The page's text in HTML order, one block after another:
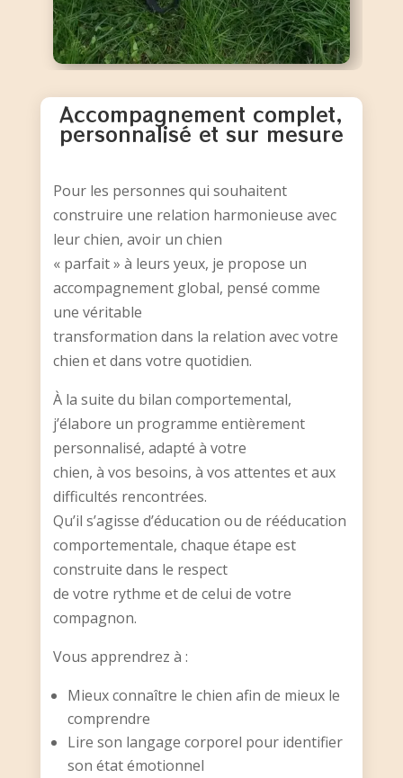
Accompagnement complet,
personnalisé et sur mesure
Pour les personnes qui souhaitent
construire une relation harmonieuse avec
leur chien, avoir un chien
« parfait » à leurs yeux, je propose un
accompagnement global, pensé comme
une véritable
transformation dans la relation avec votre
chien et dans votre quotidien.
À la suite du bilan comportemental,
j’élabore un programme entièrement
personnalisé, adapté à votre
chien, à vos besoins, à vos attentes et aux
difficultés rencontrées.
Qu’il s’agisse d’éducation ou de rééducation
comportementale, chaque étape est
construite dans le respect
de votre rythme et de celui de votre
compagnon.
Vous apprendrez à :
Mieux connaître le chien afin de mieux le
comprendre
Lire son langage corporel pour identifier
son état émotionnel